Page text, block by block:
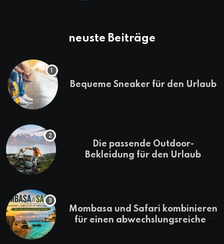
neuste Beiträge
Bequeme Sneaker für den Urlaub
Die passende Outdoor-
Bekleidung für den Urlaub
Mombasa und Safari kombinieren
für einen abwechslungsreichen